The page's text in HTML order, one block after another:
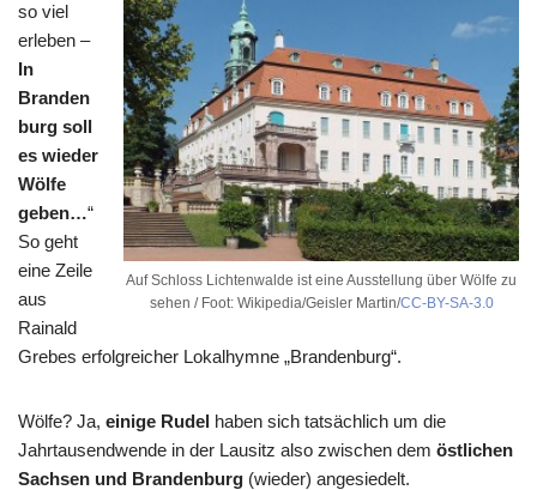
Auf Schloss Lichtenwalde ist eine Ausstellung über Wölfe zu
sehen / Foot: Wikipedia/Geisler Martin/CC-BY-SA-3.0
so viel
erleben –
In
Branden
burg soll
es wieder
Wölfe
geben…“
So geht
eine Zeile
aus
Rainald
Grebes erfolgreicher Lokalhymne „Brandenburg“.
Wölfe? Ja, einige Rudel haben sich tatsächlich um die
Jahrtausendwende in der Lausitz also zwischen dem östlichen
Sachsen und Brandenburg (wieder) angesiedelt.